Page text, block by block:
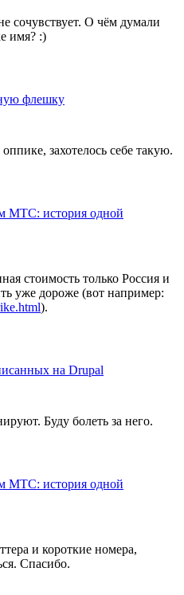
сочувствует. О чём думали
имя? :)
флешку
захотелось себе такую.
МТС: история одной
стоимость только Россия и
уже дороже (вот например:
).
на Drupal
Буду болеть за него.
МТС: история одной
и короткие номера,
Спасибо.